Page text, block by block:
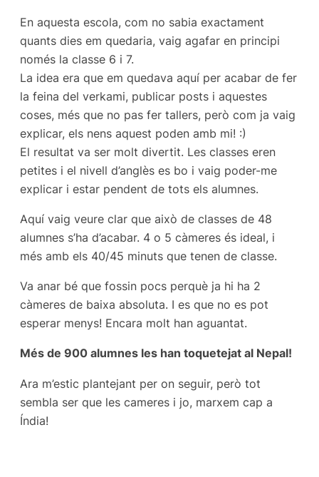
En aquesta escola, com no sabia exactament
quants dies em quedaria, vaig agafar en principi
només la classe 6 i 7.
La idea era que em quedava aquí per acabar de fer
la feina del verkami, publicar posts i aquestes
coses, més que no pas fer tallers, però com ja vaig
explicar, els nens aquest poden amb mi! :)
El resultat va ser molt divertit. Les classes eren
petites i el nivell d’anglès es bo i vaig poder-me
explicar i estar pendent de tots els alumnes.
Aquí vaig veure clar que això de classes de 48
alumnes s’ha d’acabar. 4 o 5 càmeres és ideal, i
més amb els 40/45 minuts que tenen de classe.
Va anar bé que fossin pocs perquè ja hi ha 2
càmeres de baixa absoluta. I es que no es pot
esperar menys! Encara molt han aguantat.
Més de 900 alumnes les han toquetejat al Nepal!
Ara m’estic plantejant per on seguir, però tot
sembla ser que les cameres i jo, marxem cap a
Índia!